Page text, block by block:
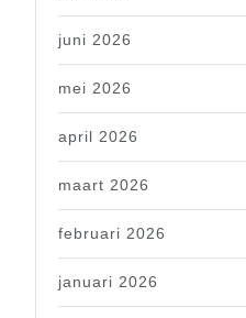
juni 2026
mei 2026
april 2026
maart 2026
februari 2026
januari 2026